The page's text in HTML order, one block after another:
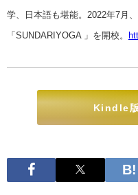
学、日本語も堪能。2022年7月
「SUNDARIYOGA 」を開校。
Kindle版